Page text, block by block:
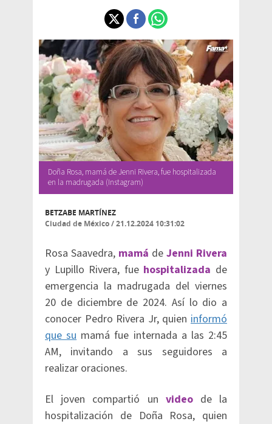
Doña Rosa, mamá de Jenni Rivera, fue hospitalizada
en la madrugada (Instagram)
BETZABE MARTÍNEZ
Ciudad de México/21.12.2024 10:31:02
Rosa Saavedra, mamá de Jenni Rivera
y Lupillo Rivera, fue hospitalizada de
emergencia la madrugada del viernes
20 de diciembre de 2024. Así lo dio a
conocer Pedro Rivera Jr, quien informó
que sumamá fue internada a las 2:45
AM, invitando a sus seguidores a
realizar oraciones.
El joven compartió un video de la
hospitalización de Doña Rosa, quien